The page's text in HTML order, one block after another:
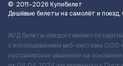
© 2011–2026 Купибилет
Дешёвые билеты на самолёт и поезд,
Ж/Д билеты предоставляются
с использованием веб-системы ООО
пассажирские решения» на